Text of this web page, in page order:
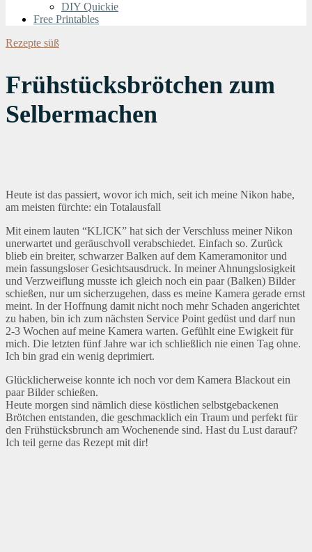
DIY Quickie
Free Printables
Rezepte süß
Frühstücksbrötchen zum
Selbermachen
Heute ist das passiert, wovor ich mich, seit ich meine Nikon habe,
am meisten fürchte: ein Totalausfall
Mit einem lauten “KLICK” hat sich der Verschluss meiner Nikon
unerwartet und geräuschvoll verabschiedet. Einfach so. Zurück
blieb ein breiter, schwarzer Balken auf dem Kameramonitor und
mein fassungsloser Gesichtsausdruck. In meiner Ahnungslosigkeit
und Verzweiflung musste ich gleich noch ein paar (Balken) Bilder
schießen, nur um sicherzugehen, dass es meine Kamera gerade ernst
meint. In der Hoffnung damit nicht noch mehr Schaden angerichtet
zu haben, bin ich zum nächsten Service Point gedüst und darf nun
2-3 Wochen auf meine Kamera warten. Gefühlt eine Ewigkeit für
mich. Die letzten fünf Jahre war ich schließlich nie einen Tag ohne.
Ich bin grad ein wenig deprimiert.
Glücklicherweise konnte ich noch vor dem Kamera Blackout ein
paar Bilder schießen.
Heute morgen sind nämlich diese köstlichen selbstgebackenen
Brötchen entstanden, die geschmacklich ein Traum und perfekt für
den Frühstücksbrunch am Wochenende sind. Hast du Lust darauf?
Ich teil gerne das Rezept mit dir!